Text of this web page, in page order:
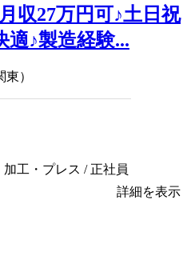
収27万円可♪土日祝
♪製造経験...
）
工・プレス / 正社員
詳細を表示